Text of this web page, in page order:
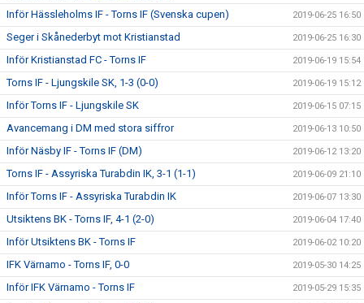
Inför Hässleholms IF - Torns IF (Svenska cupen) 2019-06-25 16:50
Seger i Skånederbyt mot Kristianstad 2019-06-25 16:30
Inför Kristianstad FC - Torns IF 2019-06-19 15:54
Torns IF - Ljungskile SK, 1-3 (0-0) 2019-06-19 15:12
Inför Torns IF - Ljungskile SK 2019-06-15 07:15
Avancemang i DM med stora siffror 2019-06-13 10:50
Inför Näsby IF - Torns IF (DM) 2019-06-12 13:20
Torns IF - Assyriska Turabdin IK, 3-1 (1-1) 2019-06-09 21:10
Inför Torns IF - Assyriska Turabdin IK 2019-06-07 13:30
Utsiktens BK - Torns IF, 4-1 (2-0) 2019-06-04 17:40
Inför Utsiktens BK - Torns IF 2019-06-02 10:20
IFK Värnamo - Torns IF, 0-0 2019-05-30 14:25
Inför IFK Värnamo - Torns IF 2019-05-29 15:35